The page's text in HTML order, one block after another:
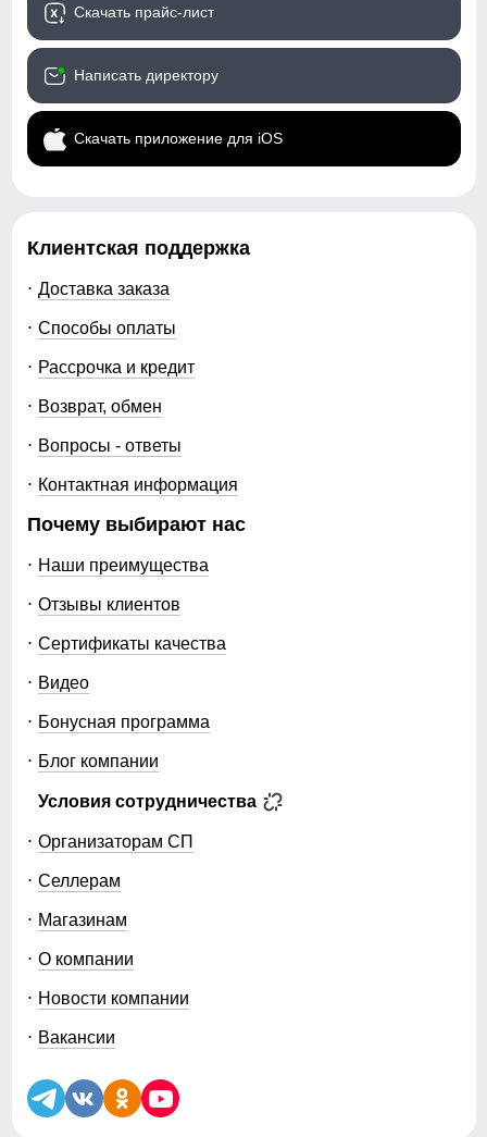
Скачать прайс-лист
Написать директору
Скачать приложение для iOS
Клиентская поддержка
Доставка заказа
Способы оплаты
Рассрочка и кредит
Возврат, обмен
Вопросы - ответы
Контактная информация
Почему выбирают нас
Наши преимущества
Отзывы клиентов
Сертификаты качества
Видео
Бонусная программа
Блог компании
Условия сотрудничества
Организаторам СП
Селлерам
Магазинам
О компании
Новости компании
Вакансии